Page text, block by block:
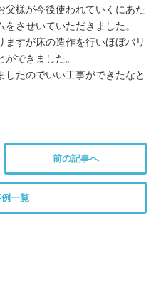
父様が今後使われていくにあた
させいていただきました。
すが床の造作を行いほぼバリ
できました。
したのでいい工事ができたなと
前の記事へ
一覧